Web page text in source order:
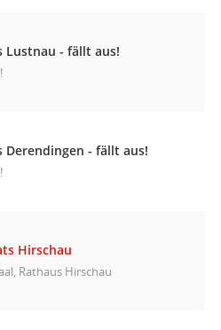
Lustnau - fällt aus!
Derendingen - fällt aus!
Hirschau
Rathaus Hirschau